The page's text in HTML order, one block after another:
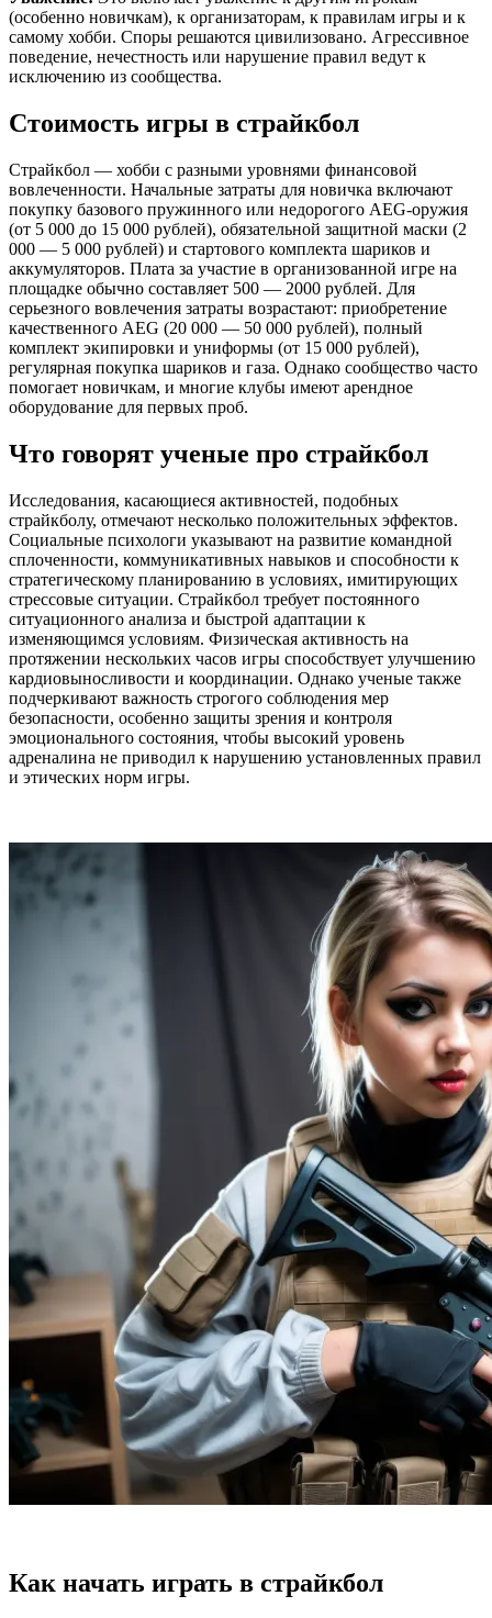
(особенно новичкам), к организаторам, к правилам игры и к
самому хобби. Споры решаются цивилизовано. Агрессивное
поведение, нечестность или нарушение правил ведут к
исключению из сообщества.
Стоимость игры в страйкбол
Страйкбол — хобби с разными уровнями финансовой
вовлеченности. Начальные затраты для новичка включают
покупку базового пружинного или недорогого AEG-оружия
(от 5 000 до 15 000 рублей), обязательной защитной маски (2
000 — 5 000 рублей) и стартового комплекта шариков и
аккумуляторов. Плата за участие в организованной игре на
площадке обычно составляет 500 — 2000 рублей. Для
серьезного вовлечения затраты возрастают: приобретение
качественного AEG (20 000 — 50 000 рублей), полный
комплект экипировки и униформы (от 15 000 рублей),
регулярная покупка шариков и газа. Однако сообщество часто
помогает новичкам, и многие клубы имеют арендное
оборудование для первых проб.
Что говорят ученые про страйкбол
Исследования, касающиеся активностей, подобных
страйкболу, отмечают несколько положительных эффектов.
Социальные психологи указывают на развитие командной
сплоченности, коммуникативных навыков и способности к
стратегическому планированию в условиях, имитирующих
стрессовые ситуации. Страйкбол требует постоянного
ситуационного анализа и быстрой адаптации к
изменяющимся условиям. Физическая активность на
протяжении нескольких часов игры способствует улучшению
кардиовыносливости и координации. Однако ученые также
подчеркивают важность строгого соблюдения мер
безопасности, особенно защиты зрения и контроля
эмоционального состояния, чтобы высокий уровень
адреналина не приводил к нарушению установленных правил
и этических норм игры.
Как начать играть в страйкбол